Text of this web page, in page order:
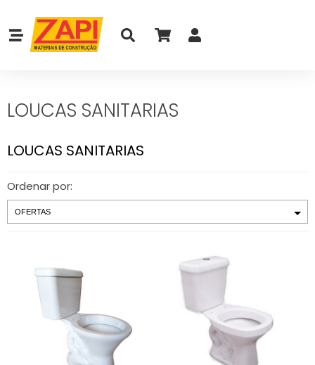
LOUCAS SANITARIAS
LOUCAS SANITARIAS
Ordenar por: